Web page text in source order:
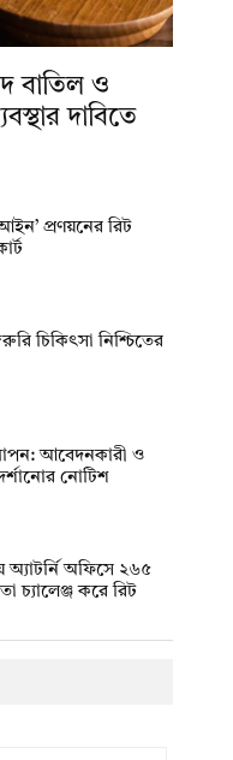
বাতিল ও
দাবিতে
প্রণয়নের রিট
চিকিৎসা নিশ্চিতের
আবেদনকারী ও
নোটিশ
অ‍্যাটর্নি অফিসে ২৬৫
চ্যালেঞ্জ করে রিট